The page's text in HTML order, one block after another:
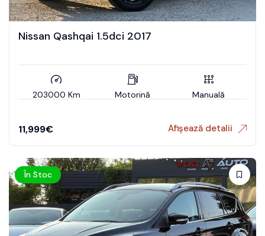
Nissan Qashqai 1.5dci 2017
203000 Km Motorină Manuală
11,999€ Afișează detalii
În Stoc